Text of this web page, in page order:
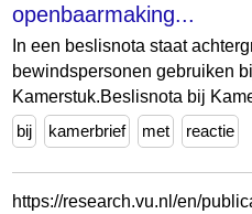
openbaarmaking...
In een beslisnota staat
bewindspersonen gebruiken
Kamerstuk.Beslisnota bij
bij
kamerbrief met reactie